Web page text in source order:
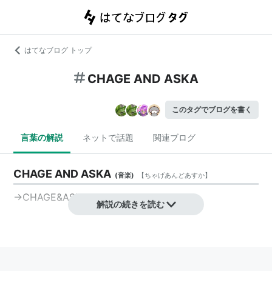
はてなブログ トップ
CHAGE AND ASKA
このタグでブログを書く
言葉の解説 ネットで話題 関連ブログ
CHAGE AND ASKA (音楽) 【ちゃげあんどあすか】
→CHAGE&ASKA
解説の続きを読む